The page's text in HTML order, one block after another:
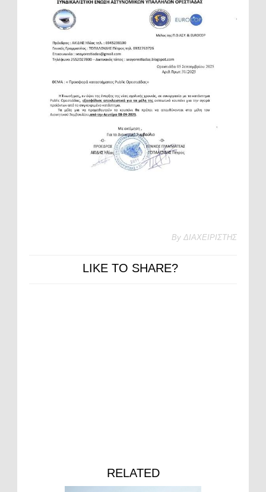
By ΔΙΑΧΕΙΡΙΣΤΗΣ
LIKE TO SHARE?
RELATED